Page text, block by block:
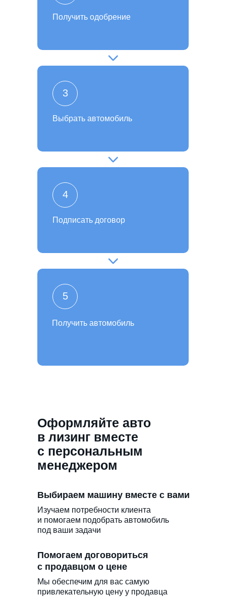
Получить автомобиль
5
Подписать договор
4
Выбрать автомобиль
3
Получить одобрение
Помогаем договориться
с продавцом о цене
Мы обеспечим для вас самую
привлекательную цену у продавца
Выбираем машину вместе с вами
Изучаем потребности клиента
и помогаем подобрать автомобиль
под ваши задачи
Оформляйте авто
в лизинг вместе
с персональным
менеджером